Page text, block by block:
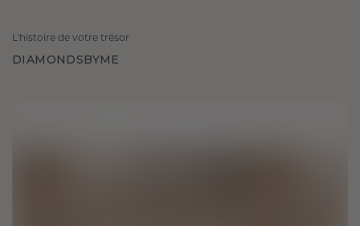
L'histoire de votre trésor
DIAMONDSBYME